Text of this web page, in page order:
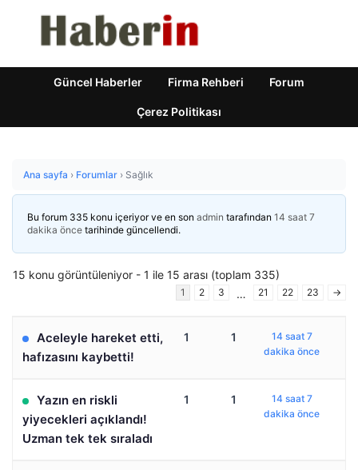
Güncel Haberler Firma Rehberi Forum
Çerez Politikası
Ana sayfa › Forumlar › Sağlık
Bu forum 335 konu içeriyor ve en son admin tarafından 14 saat 7
dakika önce tarihinde güncellendi.
15 konu görüntüleniyor - 1 ile 15 arası (toplam 335)
1 2 3 … 21 22 23 →
Aceleyle hareket etti,
hafızasını kaybetti!
1 1
14 saat 7
dakika önce
Yazın en riskli
yiyecekleri açıklandı!
Uzman tek tek sıraladı
1 1
14 saat 7
dakika önce